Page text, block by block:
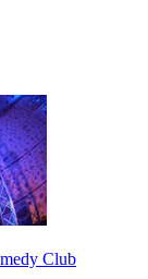
Club